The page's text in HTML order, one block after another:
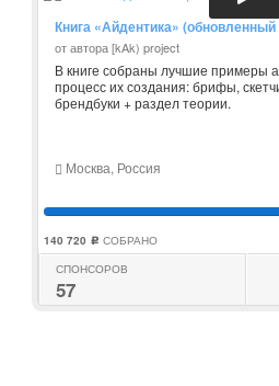
Книга «Айдентика» (обновленный
от автора [kAk) project
В книге собраны лучшие примеры
процесс их создания: брифы,
брендбуки + раздел теории.
Москва, Россия
140 720 c СОБРАНО
СПОНСОРОВ
57